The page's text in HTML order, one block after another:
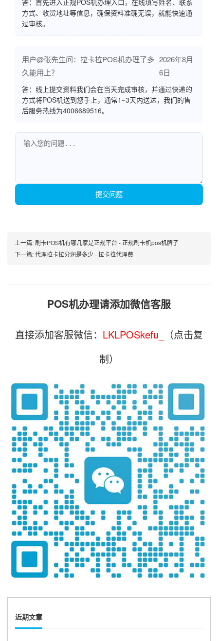
答：首先进入正规POS机办理入口，在线填写姓名、联系
方式、收货地址等信息，确保资料准确无误，就能快速通
过审核。
用户@张先生问：拉卡拉POS机办理了多
久能用上？
2026年8月
6日
答：线上提交资料我们会在当天完成审核，并通过快递的
方式将POS机送到您手上，通常1~3天内送达，我们的售
后服务热线为4006689516。
提交问题
上一篇:刷卡POS机有哪几家是正规平台 - 正规刷卡机pos机牌子
下一篇:代理拉卡拉分润是多少 - 拉卡拉代理费
POS机办理请添加微信客服
直接添加客服微信： LKLPOSkefu_
（点击复
制）
近期文章